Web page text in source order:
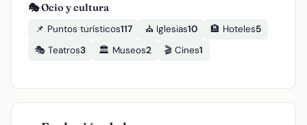
🎭 Ocio y cultura
📌 Puntos turísticos117 ⛪ Iglesias10 🏨 Hoteles5
🎭 Teatros3 🏛️ Museos2 🎬 Cines1